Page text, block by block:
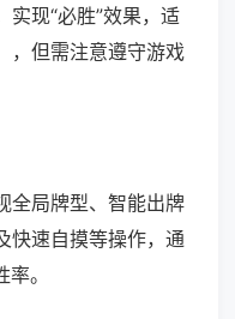
现“必胜”效果，适
，但需注意遵守游戏
全局牌型、智能出牌
快速自摸等操作，通
。